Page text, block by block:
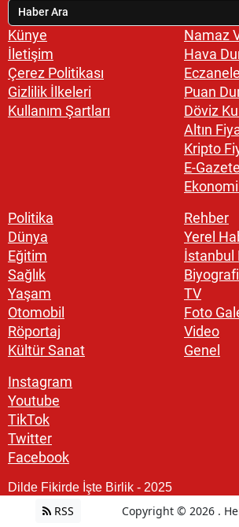
Künye
İletişim
Çerez Politikası
Gizlilik İlkeleri
Kullanım Şartları
Namaz
Hava
Puan
Döviz
Altın
Kripto
E-
Politika
Dünya
Eğitim
Sağlık
Yaşam
Otomobil
Röportaj
Kültür Sanat
Rehber
Yerel
İstanbul
TV
Foto
Video
Genel
Instagram
Youtube
TikTok
Twitter
Facebook
Dilde Fikirde İşte Birlik - 2025
RSS Copyright © 2026 .